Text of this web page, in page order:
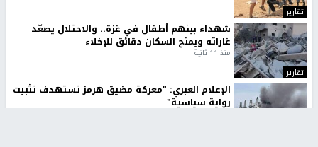
تقارير
تقارير
شهداء بينهم أطفال في غزة.. والاحتلال يصعّد
غاراته ويمنح السكان دقائق للإخلاء
منذ 11 ثانية
الإعلام العبري: "معركة مضيق هرمز تستهدف تثبيت
رواية سياسية"